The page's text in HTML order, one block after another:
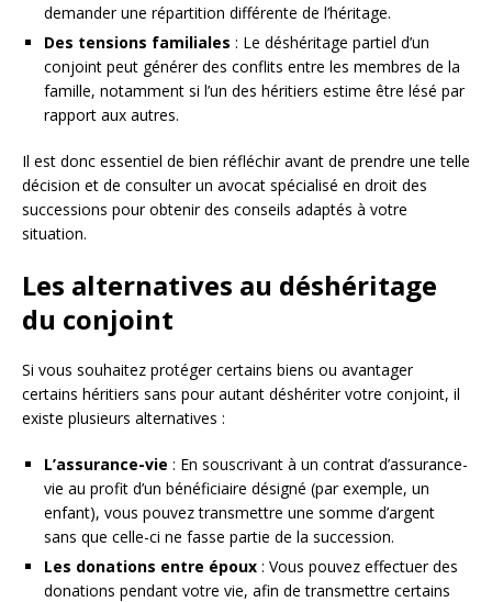
demander une répartition différente de l’héritage.
Des tensions familiales : Le déshéritage partiel d’un
conjoint peut générer des conflits entre les membres de la
famille, notamment si l’un des héritiers estime être lésé par
rapport aux autres.
Il est donc essentiel de bien réfléchir avant de prendre une telle
décision et de consulter un avocat spécialisé en droit des
successions pour obtenir des conseils adaptés à votre
situation.
Les alternatives au déshéritage
du conjoint
Si vous souhaitez protéger certains biens ou avantager
certains héritiers sans pour autant déshériter votre conjoint, il
existe plusieurs alternatives :
L’assurance-vie : En souscrivant à un contrat d’assurance-
vie au profit d’un bénéficiaire désigné (par exemple, un
enfant), vous pouvez transmettre une somme d’argent
sans que celle-ci ne fasse partie de la succession.
Les donations entre époux : Vous pouvez effectuer des
donations pendant votre vie, afin de transmettre certains